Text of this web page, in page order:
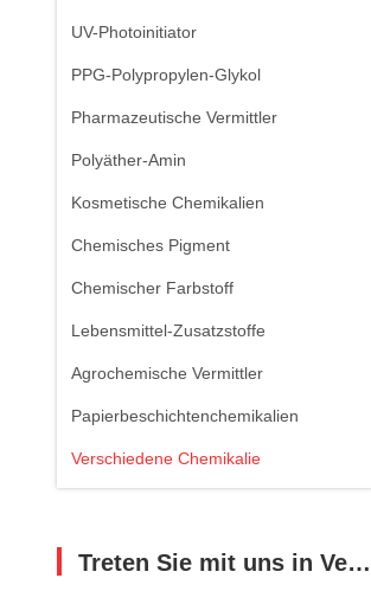
UV-Photoinitiator
PPG-Polypropylen-Glykol
Pharmazeutische Vermittler
Polyäther-Amin
Kosmetische Chemikalien
Chemisches Pigment
Chemischer Farbstoff
Lebensmittel-Zusatzstoffe
Agrochemische Vermittler
Papierbeschichtenchemikalien
Verschiedene Chemikalie
Treten Sie mit uns in Verbindung